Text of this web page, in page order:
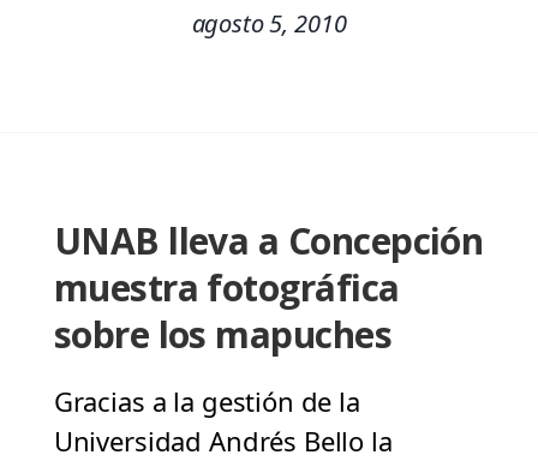
agosto 5, 2010
UNAB lleva a Concepción
muestra fotográfica
sobre los mapuches
Gracias a la gestión de la
Universidad Andrés Bello la